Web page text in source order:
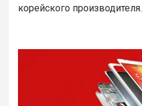
корейского производителя.